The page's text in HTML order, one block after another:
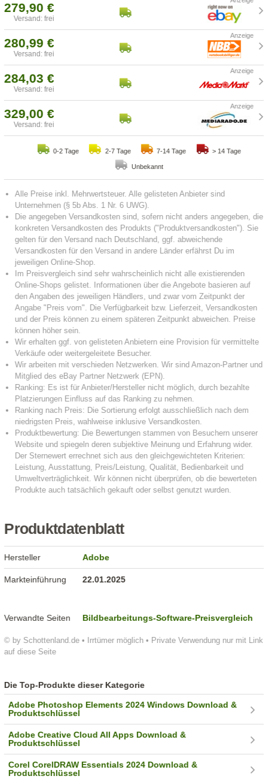
279,90 €
Versand: frei
280,99 €
Versand: frei
284,03 €
Versand: frei
329,00 €
Versand: frei
0-2 Tage 2-7 Tage 7-14 Tage > 14 Tage
Unbekannt
Produktdatenblatt
© by Schottenland.de • Irrtümer möglich • Private Verwendung nur mit Link
auf diese Seite
Hersteller Adobe
Markteinführung 22.01.2025
Verwandte Seiten Bildbearbeitungs-Software-Preisvergleich
Die Top-Produkte dieser Kategorie
Adobe Photoshop Elements 2024 Windows Download &
Produktschlüssel
Adobe Creative Cloud All Apps Download &
Produktschlüssel
Corel CorelDRAW Essentials 2024 Download &
Produktschlüssel